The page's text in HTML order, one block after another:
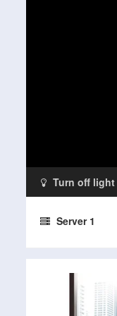
Turn off light
Server 1